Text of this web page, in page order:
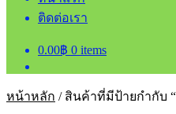
ติดต่อเรา
0.00฿ 0 items
หน้าหลัก / สินค้าที่มีป้ายกำกับ